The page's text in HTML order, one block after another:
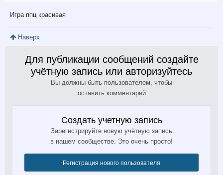
Игра ппц красивая
Наверх
Для публикации сообщений создайте
учётную запись или авторизуйтесь
Вы должны быть пользователем, чтобы
оставить комментарий
Создать учетную запись
Зарегистрируйте новую учётную запись
в нашем сообществе. Это очень просто!
Регистрация нового пользователя